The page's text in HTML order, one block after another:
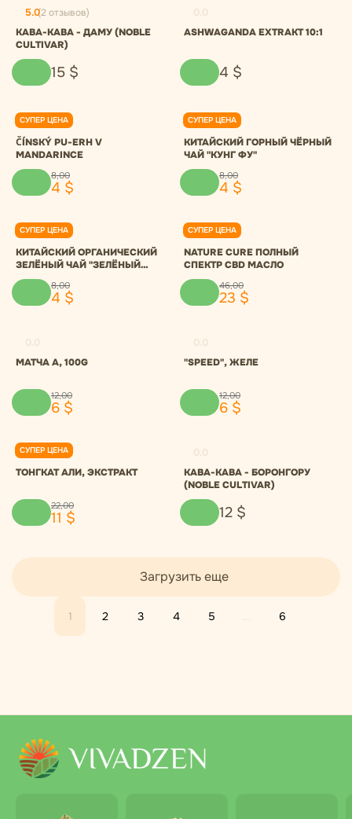
5.0(2 отзывов)
КАВА-КАВА - ДАМУ (NOBLE
CULTIVAR)
15 $
ASHWAGANDA EXTRAKT 10:1
4 $
СУПЕР ЦЕНА
0.0
ČÍNSKÝ PU-ERH V
MANDARINCE
8,00
4 $
СУПЕР ЦЕНА
0.0
КИТАЙСКИЙ ГОРНЫЙ ЧЁРНЫЙ
ЧАЙ "КУНГ ФУ"
8,00
4 $
СУПЕР ЦЕНА
0.0
КИТАЙСКИЙ ОРГАНИЧЕСКИЙ
ЗЕЛЁНЫЙ ЧАЙ "ЗЕЛЁНЫЙ
ТУМАН"
8,00
4 $
СУПЕР ЦЕНА
0.0
NATURE CURE ПОЛНЫЙ
СПЕКТР CBD МАСЛО
46,00
23 $
МАТЧА A, 100G
12,00
6 $
"SPEED", ЖЕЛЕ
12,00
6 $
СУПЕР ЦЕНА
0.0
ТОНГКАТ АЛИ, ЭКСТРАКТ
22,00
11 $
КАВА-КАВА - БОРОНГОРУ
(NOBLE CULTIVAR)
12 $
1 2 3 4 5 ... 6
Загрузить еще